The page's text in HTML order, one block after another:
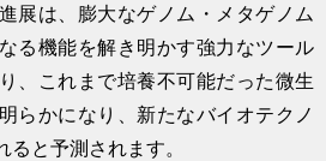
展は、膨大なゲノム・メタゲノム
る機能を解き明かす強力なツール
、これまで培養不可能だった微生
らかになり、新たなバイオテクノ
と予測されます。